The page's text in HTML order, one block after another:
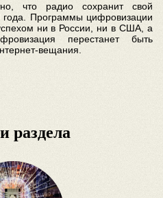
что радио сохранит свой
Программы цифровизации
ни в России, ни в США, а
перестанет быть
вещания.
раздела